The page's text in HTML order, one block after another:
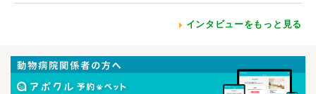
インタビューをもっと見る